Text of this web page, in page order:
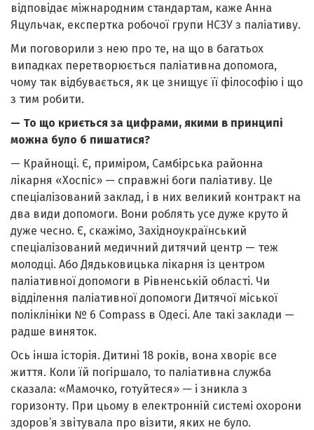
відповідає міжнародним стандартам, каже Анна
Яцульчак, експертка робочої групи НСЗУ з паліативу.
Ми поговорили з нею про те, на що в багатьох
випадках перетворюється паліативна допомога,
чому так відбувається, як це знищує її філософію і що
з тим робити.
— То що криється за цифрами, якими в принципі
можна було б пишатися?
— Крайнощі. Є, приміром, Самбірська районна
лікарня «Хоспіс» — справжні боги паліативу. Це
спеціалізований заклад, і в них великий контракт на
два види допомоги. Вони роблять усе дуже круто й
дуже чесно. Є, скажімо, Західноукраїнський
спеціалізований медичний дитячий центр — теж
молодці. Або Дядьковицька лікарня із центром
паліативної допомоги в Рівненській області. Чи
відділення паліативної допомоги Дитячої міської
поліклініки № 6 Compass в Одесі. Але такі заклади —
радше виняток.
Ось інша історія. Дитині 18 років, вона хворіє все
життя. Коли їй погіршало, то паліативна служба
сказала: «Мамочко, готуйтеся» — і зникла з
горизонту. При цьому в електронній системі охорони
здоров’я звітувала про візити, яких не було.